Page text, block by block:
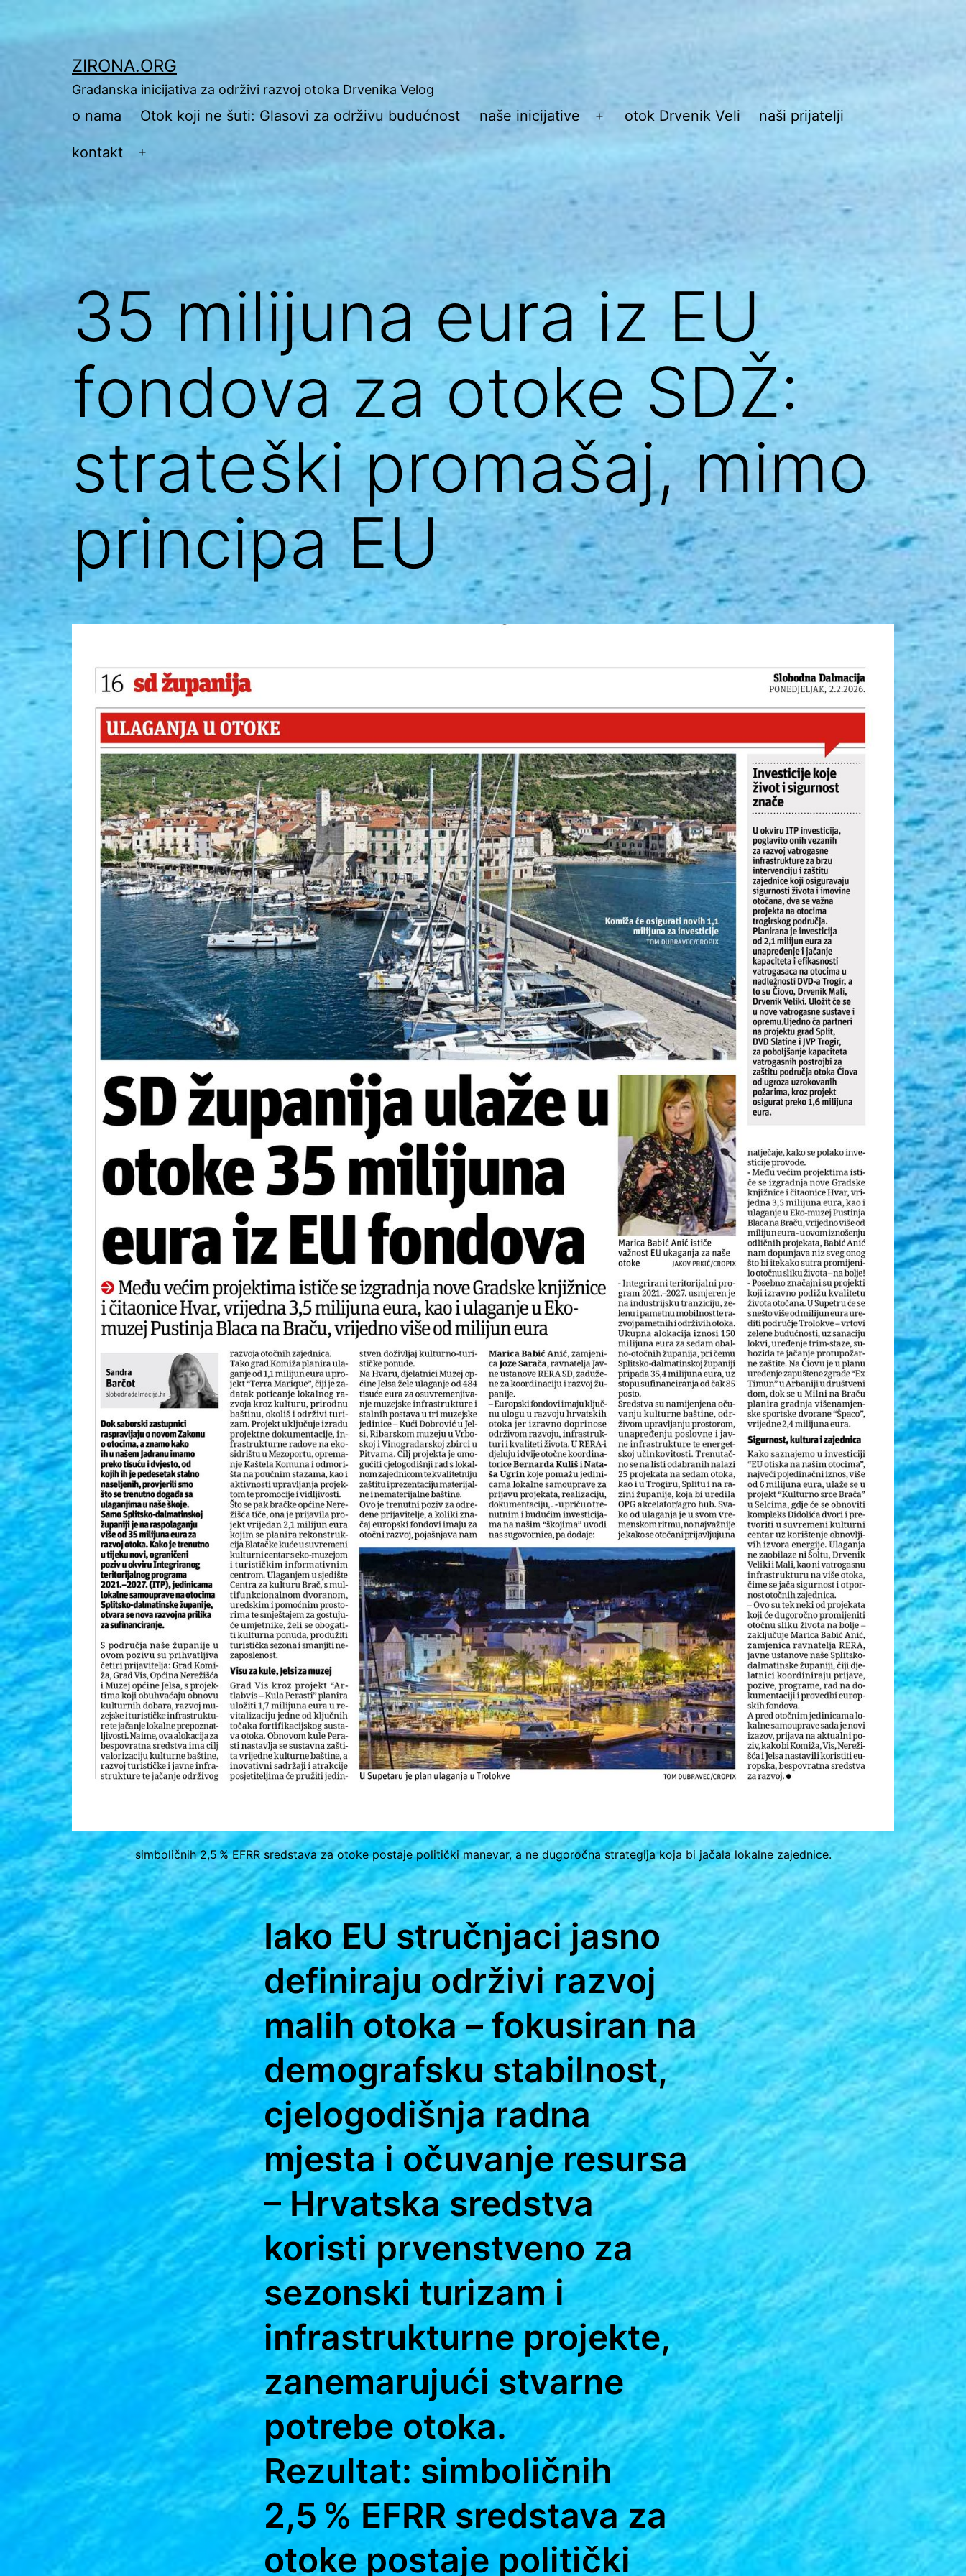
ZIRONA.ORG
Građanska inicijativa za održivi razvoj otoka Drvenika Velog
o nama Otok koji ne šuti: Glasovi za održivu budućnost naše inicijative
Otvori
otok Drvenik Veli naši prijatelji
kontakt
izbornik
35 milijuna eura iz EU
fondova za otoke SDŽ:
strateški promašaj, mimo
principa EU
simboličnih 2,5 % EFRR sredstava za otoke postaje politički manevar, a ne dugoročna strategija koja bi jačala lokalne zajednice.
Iako EU stručnjaci jasno
definiraju održivi razvoj
malih otoka – fokusiran na
demografsku stabilnost,
cjelogodišnja radna
mjesta i očuvanje resursa
– Hrvatska sredstva
koristi prvenstveno za
sezonski turizam i
infrastrukturne projekte,
zanemarujući stvarne
potrebe otoka.
Rezultat: simboličnih
2,5 % EFRR sredstava za
otoke postaje politički